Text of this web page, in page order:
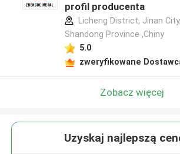
profil producenta
Licheng District, Jinan City,
Shandong Province ,Chiny
5.0
zweryfikowane
Zobacz więcej
Uzyskaj najlepszą